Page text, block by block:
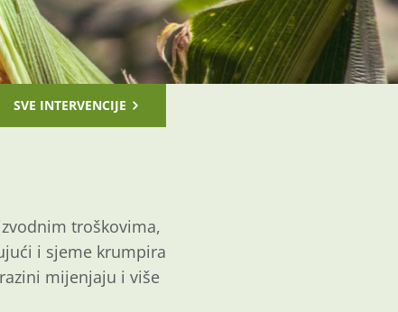
SVE INTERVENCIJE
troškovima,
i sjeme krumpira
mijenjaju i više